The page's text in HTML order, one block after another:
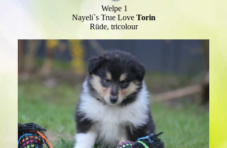
Welpe 1
Nayeli`s True Love Torin
Rüde, tricolour